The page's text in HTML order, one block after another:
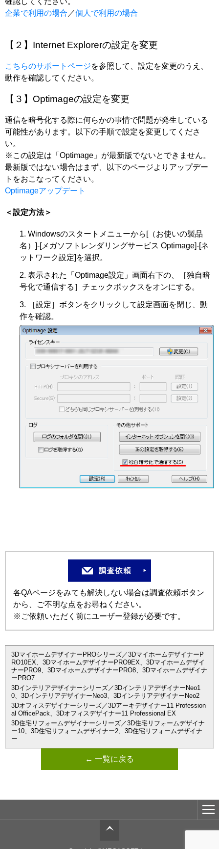
企業で利用の場合 ／個人で利用の場合
【２】Internet Explorerの設定を変更
こちらのサポートページを参照して、設定を変更のうえ、
動作を確認してください。
【３】Optimageの設定を変更
通信を暗号化する際に何らかの事情で問題が発生している
可能性があります。以下の手順で設定を変更してくださ
い。
※この設定は「Optimage」が最新版でないとできません。
最新版ではない場合はまず、以下のページよりアップデー
トをおこなってください。
Optimageアップデート
＜設定方法＞
Windowsのスタートメニューから[（お使いの製品
名）]-[メガソフトレンダリングサービス Optimage]-[ネ
ットワーク設定]を選択。
表示された「Optimage設定」画面右下の、［独自暗
号化で通信する］チェックボックスをオンにする。
［設定］ボタンをクリックして設定画面を閉じ、動
作を確認。
各QAページをみても解決しない場合は調査依頼ボタン
から、ご不明な点をお尋ねください。
※ご依頼いただく前にユーザー登録が必要です。
3DマイホームデザイナーPROシリーズ／3DマイホームデザイナーP
RO10EX、3DマイホームデザイナーPRO9EX、3Dマイホームデザイ
ナーPRO9、3DマイホームデザイナーPRO8、3Dマイホームデザイナ
ーPRO7
3Dインテリアデザイナーシリーズ／3DインテリアデザイナーNeo1
0、3DインテリアデザイナーNeo3、3DインテリアデザイナーNeo2
3Dオフィスデザイナーシリーズ／3Dアーキデザイナー11 Profession
al OfficePack、3Dオフィスデザイナー11 Professional EX
3D住宅リフォームデザイナーシリーズ／3D住宅リフォームデザイナ
ー10、3D住宅リフォームデザイナー2、3D住宅リフォームデザイナ
ー
← 一覧に戻る